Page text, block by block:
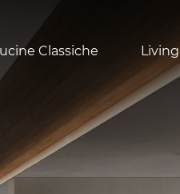
Classiche Living